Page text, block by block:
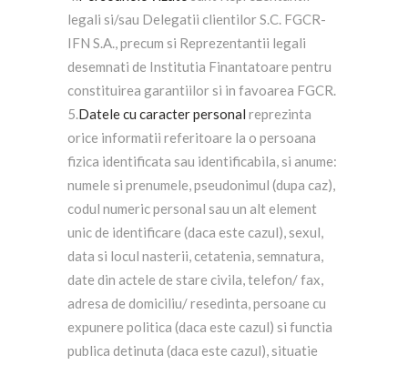
legali si/sau Delegatii clientilor S.C. FGCR-
IFN S.A., precum si Reprezentantii legali
desemnati de Institutia Finantatoare pentru
constituirea garantiilor si in favoarea FGCR.
5.Datele cu caracter personal reprezinta
orice informatii referitoare la o persoana
fizica identificata sau identificabila, si anume:
numele si prenumele, pseudonimul (dupa caz),
codul numeric personal sau un alt element
unic de identificare (daca este cazul), sexul,
data si locul nasterii, cetatenia, semnatura,
date din actele de stare civila, telefon/ fax,
adresa de domiciliu/ resedinta, persoane cu
expunere politica (daca este cazul) si functia
publica detinuta (daca este cazul), situatie